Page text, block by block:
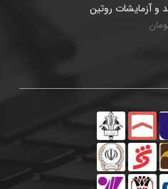
و آزمایشات روتین